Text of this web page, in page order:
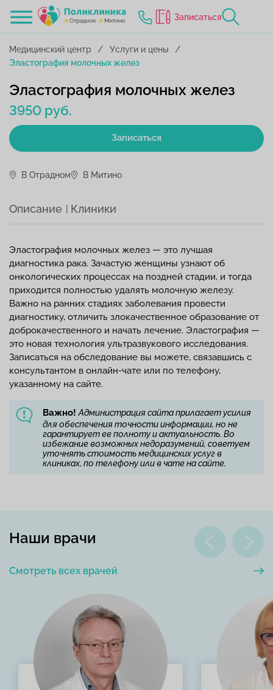
Записаться
Медицинский центр
Услуги и цены
Эластография молочных желез
3950 руб.
Записаться
Эластография молочных желез
В Отрадном В Митино
Описание Клиники
Эластография молочных желез — это лучшая
диагностика рака. Зачастую женщины узнают об
онкологических процессах на поздней стадии, и тогда
приходится полностью удалять молочную железу.
Важно на ранних стадиях заболевания провести
диагностику, отличить злокачественное образование от
доброкачественного и начать лечение. Эластография —
это новая технология ультразвукового исследования.
Записаться на обследование вы можете, связавшись с
консультантом в онлайн-чате или по телефону,
указанному на сайте.
Важно! Администрация сайта прилагает усилия
для обеспечения точности информации, но не
гарантирует ее полноту и актуальность. Во
избежание возможных недоразумений, советуем
уточнять стоимость медицинских услуг в
клиниках, по телефону или в чате на сайте.
Смотреть всех врачей
Наши врачи